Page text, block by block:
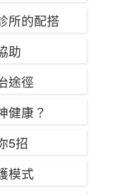
所的配搭
助
途徑
健康？
5招
模式